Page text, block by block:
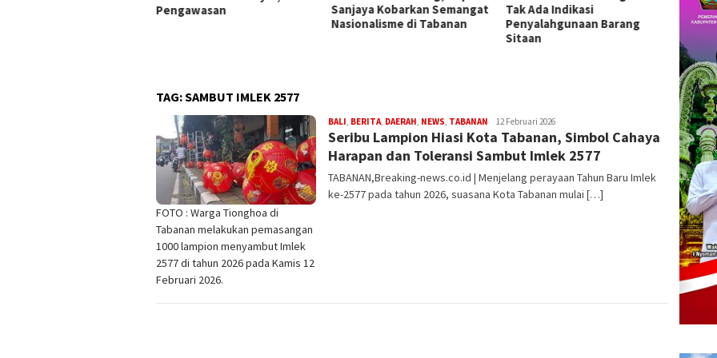
Sanjaya Kobarkan Semangat
Tak Ada Indikasi
Penyalahgunaan Barang
Pengobatan Gratis di Empat
Kecamatan Wujudkan
Pelayanan Kesehatan
2026
TAG:SAMBUT IMLEK 2577
FOTO : Warga Tionghoa di
Tabanan melakukan pemasangan
1000 lampion menyambut Imlek
2577 di tahun 2026 pada Kamis 12
Februari 2026.
BALI, BERITA, DAERAH, NEWS, TABANAN Redaksi
12 Februari 2026
Seribu Lampion Hiasi Kota Tabanan, Simbol Cahaya
Harapan dan Toleransi Sambut Imlek 2577
TABANAN,Breaking-news.co.id | Menjelang perayaan Tahun Baru Imlek
ke-2577 pada tahun 2026, suasana Kota Tabanan mulai […]